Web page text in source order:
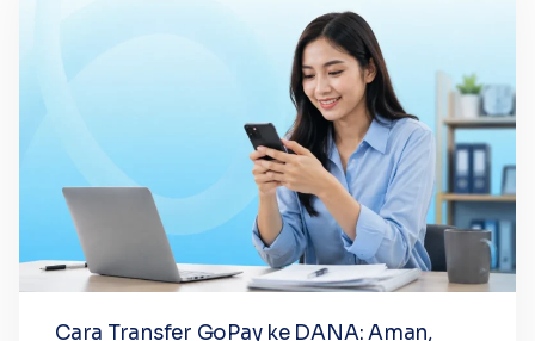
Cara Transfer GoPay ke DANA: Aman,